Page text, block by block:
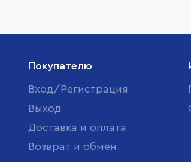
Покупателю
Вход/Регистрация
Выход
Доставка и оплата
Возврат и обмен